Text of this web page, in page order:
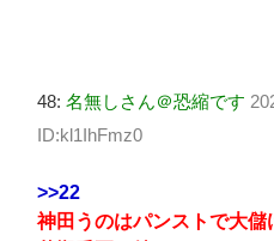
48: 名無しさん＠恐縮です
ID:kl1IhFmz0
>>22
神田うのはパンストで大儲